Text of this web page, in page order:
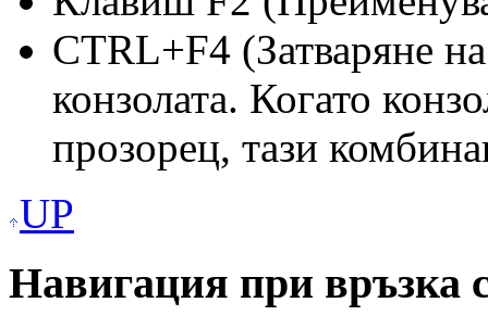
CTRL+F4 (Затваряне
конзолата. Когато
прозорец, тази
UP
Навигация при връзка